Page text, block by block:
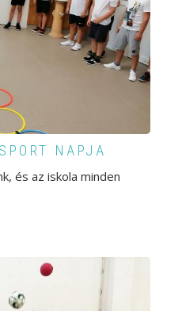
NAPJA
és az iskola minden